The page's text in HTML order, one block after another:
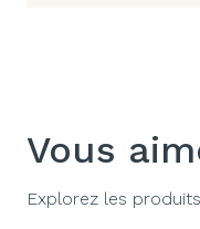
Vous
Explorez les